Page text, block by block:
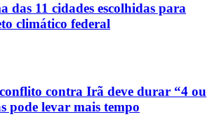
das 11 cidades escolhidas para
climático federal
contra Irã deve durar “4 ou
pode levar mais tempo